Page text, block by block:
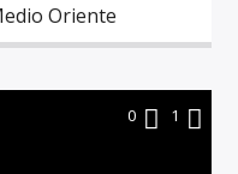
Oriente
0 1